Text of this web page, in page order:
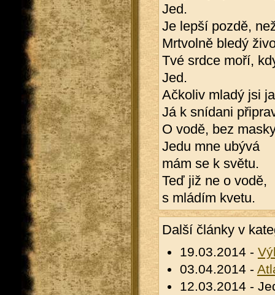
Jed.
Je lepší pozdě,
Mrtvolně bledý
Tvé srdce moří,
Jed.
Ačkoliv mladý jsi
Já k snídani
O vodě, bez
Jedu mne ubývá
mám se k světu.
Teď již ne o vodě,
s mládím kvetu.
Další články v
19.03.2014 -
03.04.2014 -
12.03.2014 -